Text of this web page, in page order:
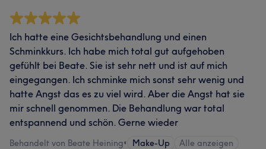
Ich hatte eine Gesichtsbehandlung und einen
Schminkkurs. Ich habe mich total gut aufgehoben
gefühlt bei Beate. Sie ist sehr nett und ist auf mich
eingegangen. Ich schminke mich sonst sehr wenig und
hatte Angst das es zu viel wird. Aber die Angst hat sie
mir schnell genommen. Die Behandlung war total
entspannend und schön. Gerne wieder
Behandelt von Beate Heining• Make-Up Alle anzeigen